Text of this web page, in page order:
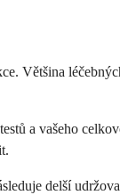
Většina
a vašeho
delší